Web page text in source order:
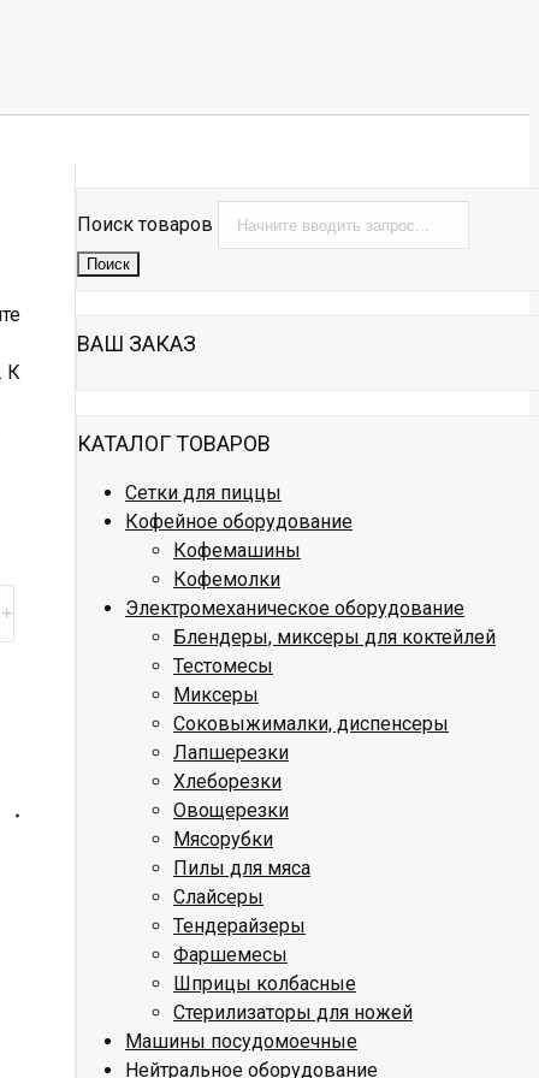
К
Поиск товаров
Поиск
ВАШ ЗАКАЗ
КАТАЛОГ ТОВАРОВ
Сетки для пиццы
Кофейное оборудование
Кофемашины
Кофемолки
Электромеханическое оборудование
Блендеры, миксеры для коктейлей
Тестомесы
Миксеры
Соковыжималки, диспенсеры
Лапшерезки
Хлеборезки
Овощерезки
Мясорубки
Пилы для мяса
Слайсеры
Тендерайзеры
Фаршемесы
Шприцы колбасные
Стерилизаторы для ножей
Машины посудомоечные
Нейтральное оборудование